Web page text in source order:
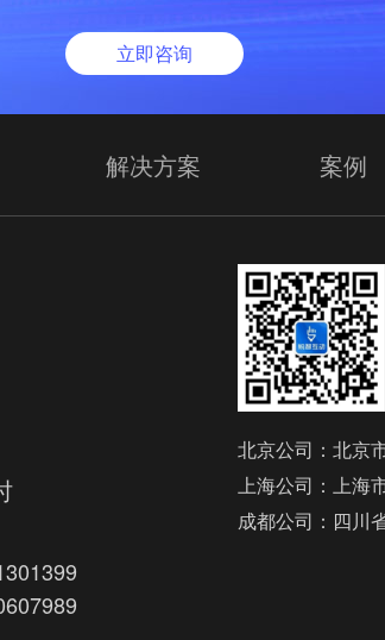
立即咨询
解决方案 案例
北京公司：北京
上海公司：上海
成都公司：四川